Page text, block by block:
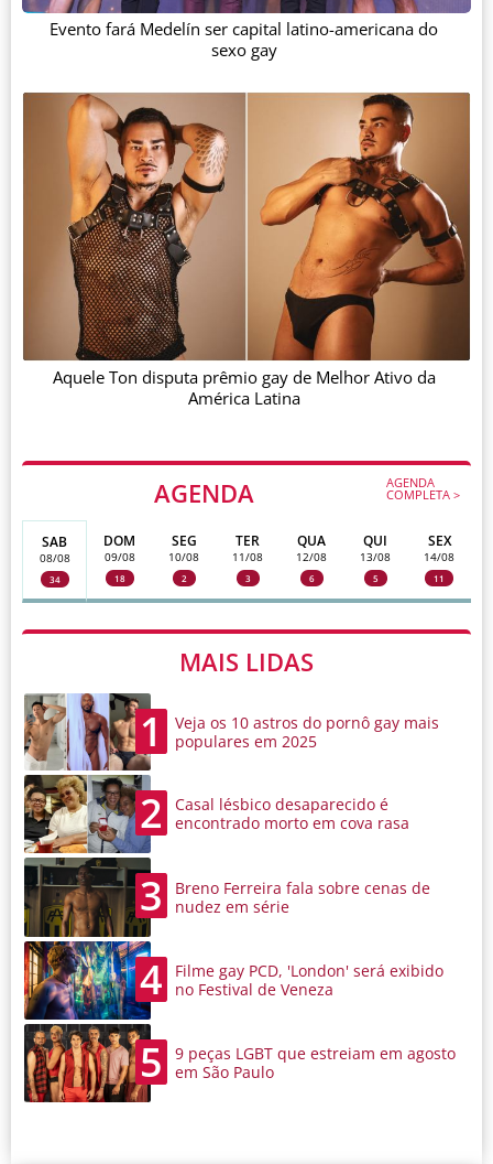
AGENDA AGENDA
COMPLETA >
SAB
08/08
34
DOM
09/08
18
SEG
10/08
2
TER
11/08
3
QUA
12/08
6
QUI
13/08
5
SEX
14/08
11
MAIS LIDAS
1
Veja os 10 astros do pornô gay mais
populares em 2025
2
Casal lésbico desaparecido é
encontrado morto em cova rasa
3
Breno Ferreira fala sobre cenas de
nudez em série
4
Filme gay PCD, 'London' será exibido
no Festival de Veneza
5
9 peças LGBT que estreiam em agosto
em São Paulo
Evento fará Medelín ser capital latino-americana do
sexo gay
Aquele Ton disputa prêmio gay de Melhor Ativo da
América Latina